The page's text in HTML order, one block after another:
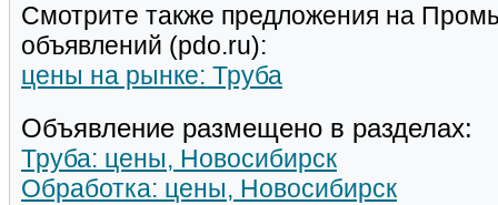
Смотрите также предложения на
объявлений (pdo.ru):
цены на рынке: Труба
Объявление размещено в разделах:
Труба: цены, Новосибирск
Обработка: цены, Новосибирск